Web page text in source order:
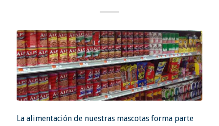
La alimentación de nuestras mascotas forma parte